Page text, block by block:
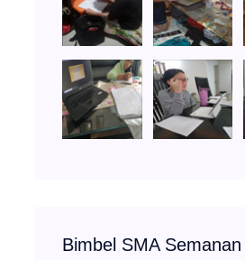
Bimbel SMA Semanan